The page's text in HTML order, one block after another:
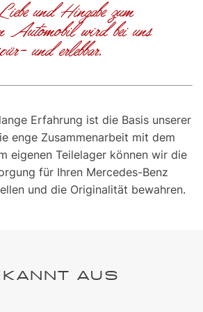
und Hingabe zum
Automobil wird bei uns
und erlebbar.
Erfahrung ist die Basis unserer
enge Zusammenarbeit mit dem
eigenen Teilelager können wir die
für Ihren Mercedes-Benz
und die Originalität bewahren.
AUS